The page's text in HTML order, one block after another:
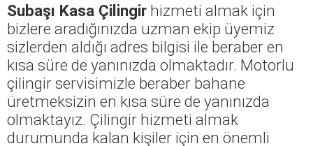
Subaşı Kasa Çilingir hizmeti almak için
bizlere aradığınızda uzman ekip üyemiz
sizlerden aldığı adres bilgisi ile beraber en
kısa süre de yanınızda olmaktadır. Motorlu
çilingir servisimizle beraber bahane
üretmeksizin en kısa süre de yanınızda
olmaktayız. Çilingir hizmeti almak
durumunda kalan kişiler için en önemli